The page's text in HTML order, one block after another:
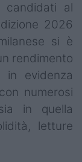
al
2026
si è
rendimento
in evidenza
numerosi
in quella
letture